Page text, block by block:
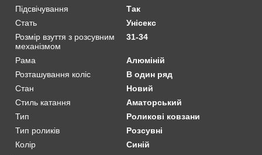
Підсвічування
Так
Стать
Унісекс
Розмір взуття з розсувним
механізмом
31-34
Рама
Алюміній
Розташування коліс
В один ряд
Стан
Новий
Стиль катання
Аматорський
Тип
Роликові ковзани
Тип роликів
Розсувні
Колір
Синій